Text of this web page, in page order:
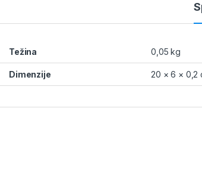
Težina 0,05 kg
Dimenzije 20 × 6 × 0,2